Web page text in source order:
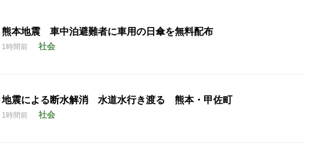
熊本地震 車中泊避難者に車用の日傘を無料配布
1時間前 社会
地震による断水解消 水道水行き渡る 熊本・甲佐町
1時間前 社会